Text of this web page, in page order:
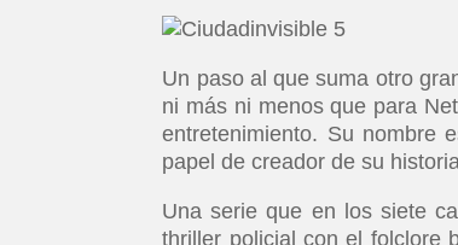
Un paso al que suma otro
ni más ni menos que para
entretenimiento. Su nombre
papel de creador de su
Una serie que en los siete
thriller policial con el folclore